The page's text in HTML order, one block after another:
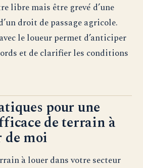
libre mais être grevé d’une
droit de passage agricole.
le loueur permet d’anticiper
et de clarifier les conditions
pour une
de terrain à
de moi
à louer dans votre secteur